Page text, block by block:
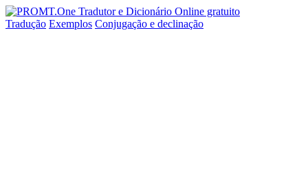
Tradução Exemplos Conjugação e declinação